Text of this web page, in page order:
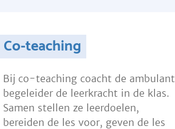
Co-teaching
Bij co-teaching coacht de ambulant
begeleider de leerkracht in de klas.
Samen stellen ze leerdoelen,
bereiden de les voor, geven de les